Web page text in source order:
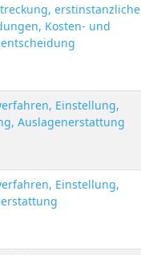
erstinstanzliche
Kosten- und
Einstellung,
Auslagenerstattung
Einstellung,